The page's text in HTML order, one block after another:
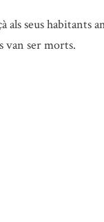
als seus habitants
van ser morts.